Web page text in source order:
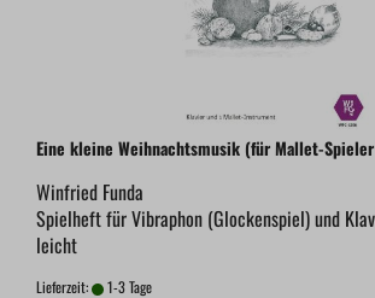
Eine kleine Weihnachtsmusik (für Mallet-
Winfried Funda
Spielheft für Vibraphon (Glockenspiel) und
leicht
Lieferzeit: 1-3 Tage